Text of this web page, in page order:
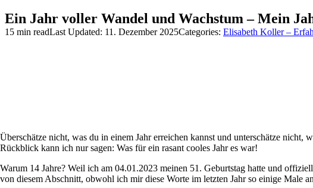
Ein Jahr voller Wandel und Wachstum – Mein
15 min readLast Updated: 11. Dezember 2025Categories: Elisabeth Koller –
Überschätze nicht, was du in einem Jahr erreichen kannst und unterschätze
Rückblick kann ich nur sagen: Was für ein rasant cooles Jahr es war!
Warum 14 Jahre? Weil ich am 04.01.2023 meinen 51. Geburtstag hatte und
von diesem Abschnitt, obwohl ich mir diese Worte im letzten Jahr so einige Male